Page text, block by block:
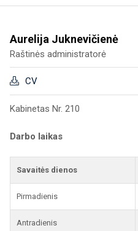
Aurelija Juknevičienė
Raštinės administratorė
CV
Kabinetas Nr. 210
Darbo laikas
Savaitės dienos
Pirmadienis
Antradienis